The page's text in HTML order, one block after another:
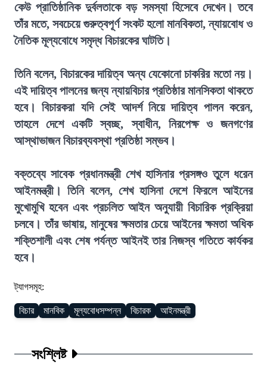
কেউ প্রাতিষ্ঠানিক দুর্বলতাকে বড় সমস্যা হিসেবে দেখেন। তবে
তাঁর মতে, সবচেয়ে গুরুত্বপূর্ণ সংকট হলো মানবিকতা, ন্যায়বোধ ও
নৈতিক মূল্যবোধে সমৃদ্ধ বিচারকের ঘাটতি।
তিনি বলেন, বিচারকের দায়িত্ব অন্য যেকোনো চাকরির মতো নয়।
এই দায়িত্ব পালনের জন্য ন্যায়বিচার প্রতিষ্ঠার মানসিকতা থাকতে
হবে। বিচারকরা যদি সেই আদর্শ নিয়ে দায়িত্ব পালন করেন,
তাহলে দেশে একটি স্বচ্ছ, স্বাধীন, নিরপেক্ষ ও জনগণের
আস্থাভাজন বিচারব্যবস্থা প্রতিষ্ঠা সম্ভব।
বক্তব্যে সাবেক প্রধানমন্ত্রী শেখ হাসিনার প্রসঙ্গও তুলে ধরেন
আইনমন্ত্রী। তিনি বলেন, শেখ হাসিনা দেশে ফিরলে আইনের
মুখোমুখি হবেন এবং প্রচলিত আইন অনুযায়ী বিচারিক প্রক্রিয়া
চলবে। তাঁর ভাষায়, মানুষের ক্ষমতার চেয়ে আইনের ক্ষমতা অধিক
শক্তিশালী এবং শেষ পর্যন্ত আইনই তার নিজস্ব গতিতে কার্যকর
হবে।
ট্যাগসমূহ:
বিচার মানবিক মূল্যবোধসম্পন্ন বিচারক আইনমন্ত্রী
সংশ্লিষ্ট